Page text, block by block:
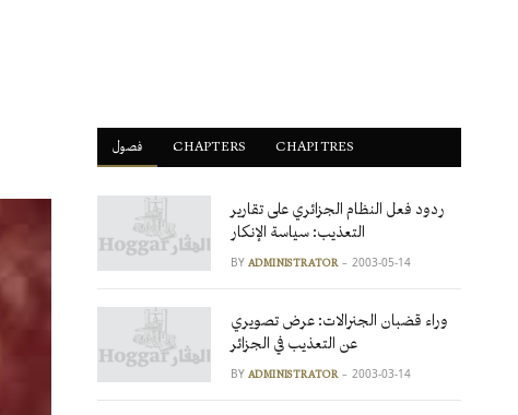
فصول ْCHAPTERS CHAPITRES
ردود فعل النظام الجزائري على تقارير
التعذيب: سياسة الإنكار
BY ADMINISTRATOR 2003-05-14
وراء قضبان الجنرالات: عرض تصويري
عن التعذيب في الجزائر
BY ADMINISTRATOR 2003-03-14